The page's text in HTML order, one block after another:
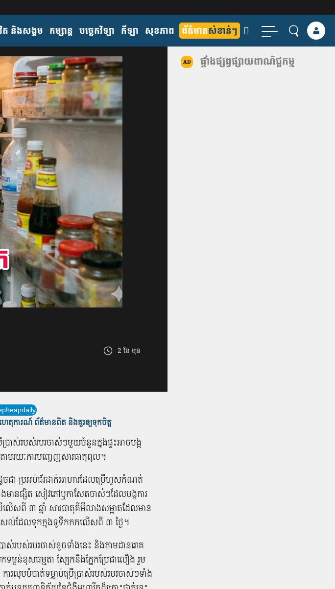
ត និងសង្គម កម្សាន្ត បច្ចេកវិទ្យា កីឡា សុខភាព ព័ត៌មានសំខាន់ៗ
AD ផ្ទាំងផ្សព្វផ្សាយពាណិជ្ជកម្ម
2 ខែ មុន
តុការណ៍ ព័ត៌មានពិត និង​គួរឲ្យទុកចិត្ត
រាស់​របស់របរ​ចាស់​ៗ​មួយ​ចំនួន​ក្នុងផ្ទះ​អាច​បង្ក​
រយៈ​ការ​បញ្ចេញ​សារធាតុពុល​។
ច​ជា ប្រអប់​ជ័រ​ដាក់​អាហារ​ដែល​ប្រើ​ហួសកំណត់​
ាន​ផ្សិត សៀវភៅ​ឬ​កាសែត​ចាស់​ៗ​ដែល​បង្ក​ការ​
ើស​ពី ៣ ឆ្នាំ សារធាតុ​គីមី​លាង​សម្អាត​ដែល​មាន​
ល់​ដែល​ទុក​ក្នុង​ទូទឹកកក​លើស​ពី ៣ ថ្ងៃ​។
រាស់​របស់របរ​ចាស់​ខូច​ទាំងនេះ និង​តាមដាន​រោគ​
ងន់​ខុសធម្មតា ស្បែក​និង​ភ្នែក​ប្រែជា​លឿង រួម​
លុប​បំបាត់​ទម្លាប់​ប្រើប្រាស់​របស់របរ​ចាស់​ៗ​ទាំង